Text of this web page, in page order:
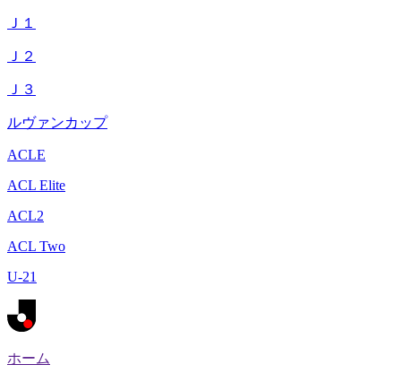
Ｊ１
Ｊ２
Ｊ３
ルヴァンカップ
ACLE
ACL Elite
ACL2
ACL Two
U-21
ホーム